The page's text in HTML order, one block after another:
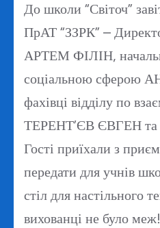
До школи “Світоч”
ПрАТ “ЗЗРК” –
АРТЕМ ФІЛІН,
соціальною сферою
фахівці відділу по
ТЕРЕНТ’ЄВ ЄВГЕН
Гості приїхали з
передати для учнів
стіл для настільного
вихованці не було